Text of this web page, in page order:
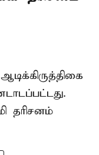
தரிசனம்